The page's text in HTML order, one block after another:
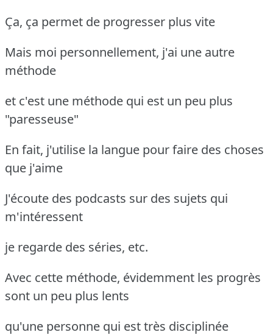
Ça, ça permet de progresser plus vite
Mais moi personnellement, j'ai une autre
méthode
et c'est une méthode qui est un peu plus
"paresseuse"
En fait, j'utilise la langue pour faire des choses
que j'aime
J'écoute des podcasts sur des sujets qui
m'intéressent
je regarde des séries, etc.
Avec cette méthode, évidemment les progrès
sont un peu plus lents
qu'une personne qui est très disciplinée